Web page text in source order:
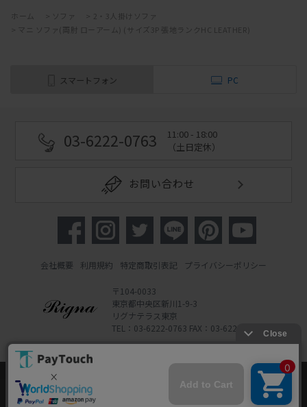
ホーム ソファ
2・3人掛けソファ
マニ ソファ(両肘 ローアーム) (サイズ3P 張地ランクHC LEATHER)
スマートフォン PC
03-6222-0763
11:00 - 18:00
（土日定休）
お問い合わせ
会社概要 利用規約 特定商取引表記 プライバシーポリシー
〒104-0033
東京都中央区新川1-9-3
リグナテラス東京
TEL：03-6222-0763 FAX：03-6222-0762
Powered by Watahan Partners Co., Ltd.
当ウェブサイトでは、お客様により良いサービス
をご提供するため、クッキーを利用しています。